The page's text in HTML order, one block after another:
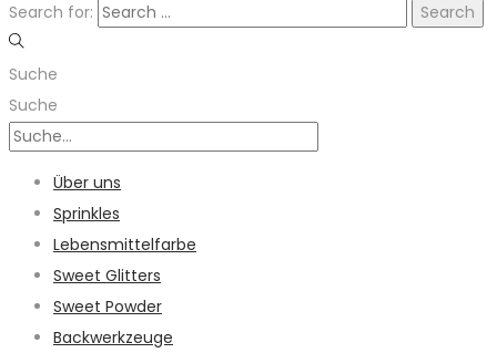
Search for:
Suche
Suche
Über uns
Sprinkles
Lebensmittelfarbe
Sweet Glitters
Sweet Powder
Backwerkzeuge